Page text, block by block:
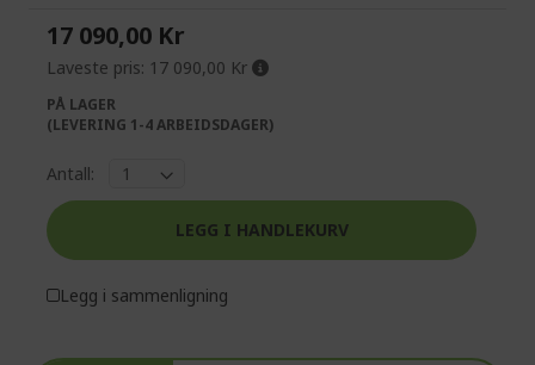
images
gallery
the
images
17 090,00 Kr
Laveste pris: 17 090,00 Kr
PÅ LAGER
(LEVERING 1-4 ARBEIDSDAGER)
Antall:
LEGG I HANDLEKURV
Legg i sammenligning